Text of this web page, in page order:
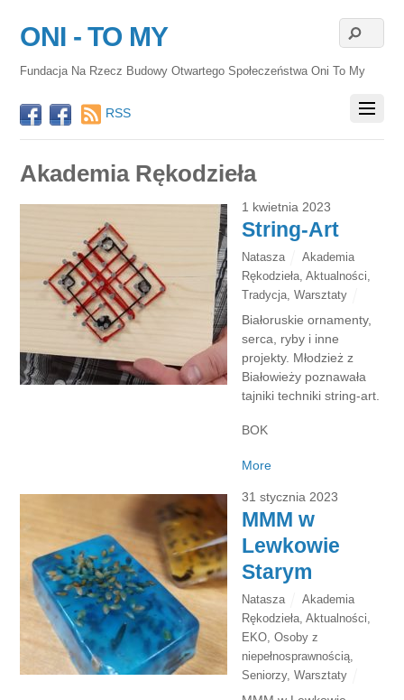
ONI - TO MY
Fundacja Na Rzecz Budowy Otwartego Społeczeństwa Oni To My
RSS
Akademia Rękodzieła
1 kwietnia 2023
String-Art
Natasza
Akademia
Rękodzieła,Aktualności,
Tradycja,Warsztaty
Białoruskie ornamenty,
serca, ryby i inne
projekty. Młodzież z
Białowieży poznawała
tajniki techniki string-art.
BOK
More
31 stycznia 2023
MMM w
Lewkowie
Starym
Natasza
Akademia
Rękodzieła ,Aktualności
EKO ,Osoby z
niepełnosprawnością
Seniorzy,Warsztaty